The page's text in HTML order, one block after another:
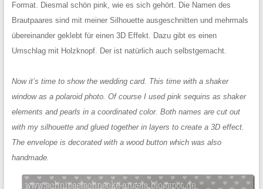
Format. Diesmal schön pink, wie es sich gehört. Die Namen des
Brautpaares sind mit meiner Silhouette ausgeschnitten und mehrmals
übereinander geklebt für einen 3D Effekt. Dazu gibt es einen
Umschlag mit Holzknopf. Der ist natürlich auch selbstgemacht.
Now it’s time to show the wedding card. This time with a shaker
window as a polaroid photo. Of course I used pink sequins as shaker
elements and pearls in a coordinated color. Both names are cut out
with my silhouette and glued together in layers to create a 3D effect.
The envelope is decorated with a wood button which was also
handmade.